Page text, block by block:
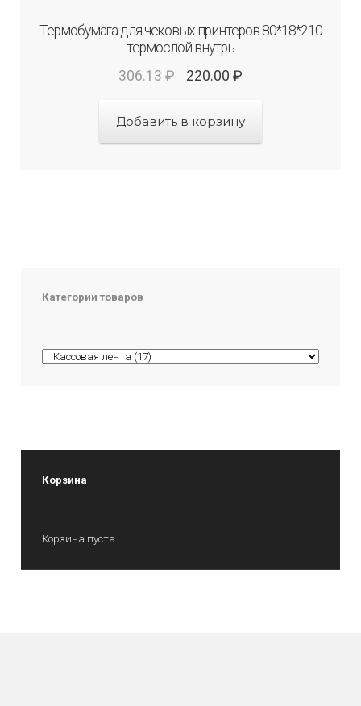
Термобумага для чековых принтеров 80*18*210
термослой внутрь
306.13₽ 220.00₽
Добавить в корзину
Категории товаров
Корзина
Корзина пуста.